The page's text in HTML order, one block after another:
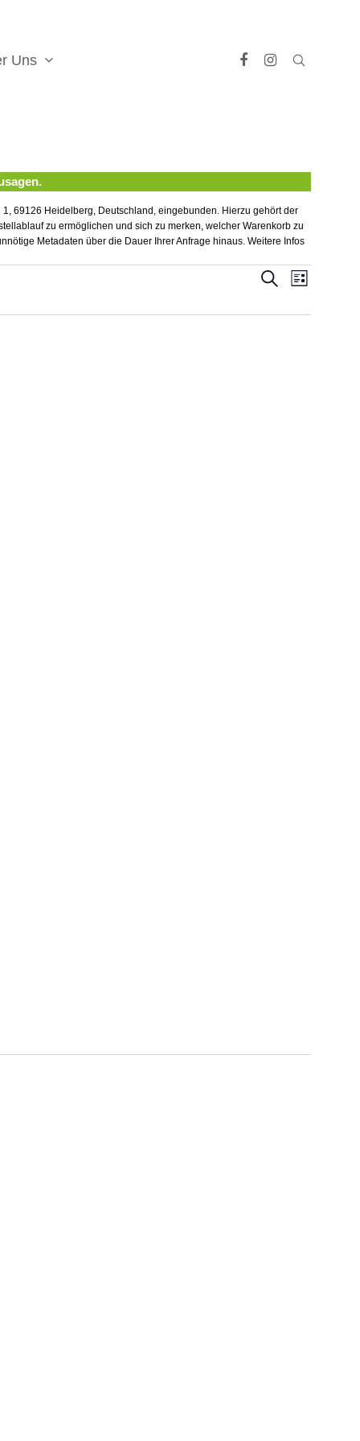
Uns Facebook
Instagram
69126 Heidelberg, Deutschland, eingebunden. Hierzu gehört der
zu ermöglichen und sich zu merken, welcher Warenkorb zu
Metadaten über die Dauer Ihrer Anfrage hinaus. Weitere Infos
und
Suche
Liste